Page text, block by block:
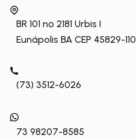
BR 101 nº 2181 Urbis I
Eunápolis BA CEP 45829-110
(73) 3512-6026
73 98207-8585